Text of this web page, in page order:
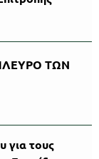
ΤΩΝ
για τους